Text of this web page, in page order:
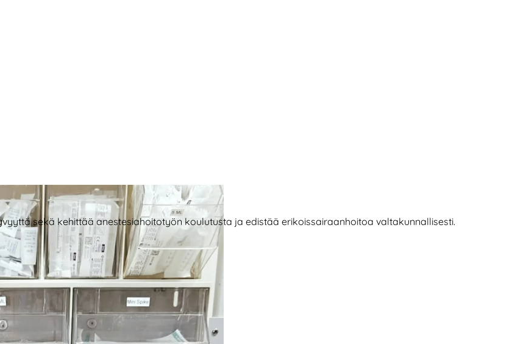
sekä kehittää anestesiahoitotyön koulutusta ja edistää erikoissairaanhoitoa valtakunnallisesti.